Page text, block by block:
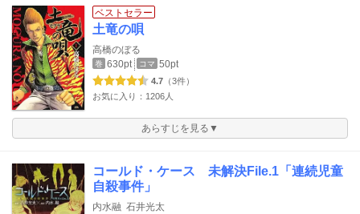
ベストセラー
土竜の唄
高橋のぼる
巻 630pt コマ 50pt
4.7 （3件）
お気に入り：1206人
あらすじを見る▼
コールド・ケース 未解決File.1「連続児童
自殺事件」
内水融 石井光太